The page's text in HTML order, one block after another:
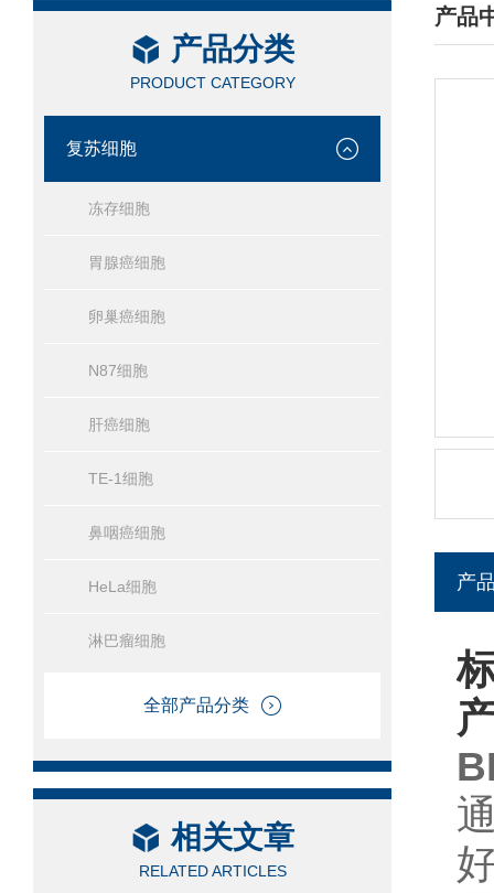
产品分类
PRODUCT CATEGORY
复苏细胞
冻存细胞
胃腺癌细胞
卵巢癌细胞
N87细胞
肝癌细胞
TE-1细胞
鼻咽癌细胞
HeLa细胞
淋巴瘤细胞
全部产品分类
相关文章
RELATED ARTICLES
产品
/
产